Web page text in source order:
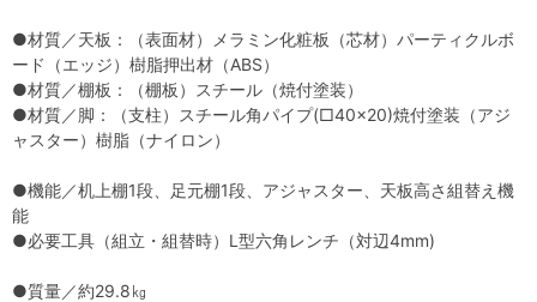
●材質／天板：（表面材）メラミン化粧板（芯材）パーティクルボ
ード（エッジ）樹脂押出材（ABS）
●材質／棚板：（棚板）スチール（焼付塗装）
●材質／脚：（支柱）スチール角パイプ(□40×20)焼付塗装（アジ
ャスター）樹脂（ナイロン）
●機能／机上棚1段、足元棚1段、アジャスター、天板高さ組替え機
能
●必要工具（組立・組替時）L型六角レンチ（対辺4mm)
●質量／約29.8㎏